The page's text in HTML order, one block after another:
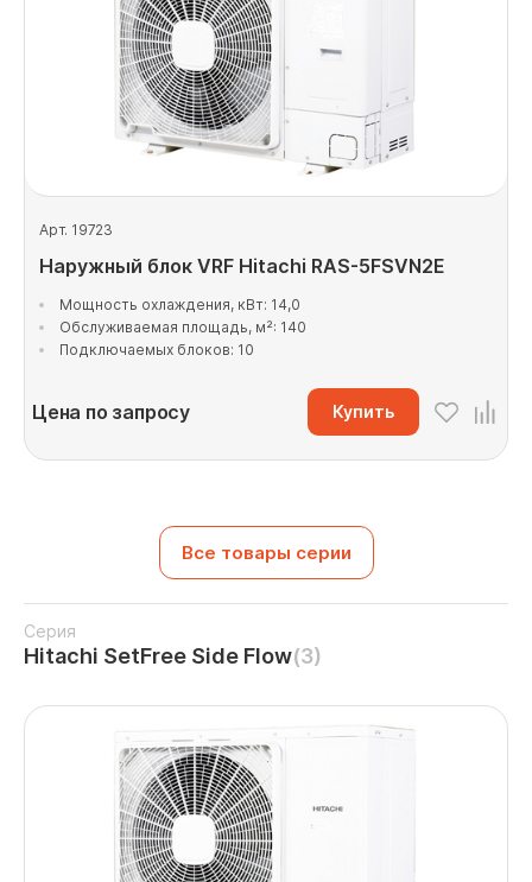
Арт. 19723
Наружный блок VRF Hitachi RAS-5FSVN2E
Мощность охлаждения, кВт: 14,0
Обслуживаемая площадь, м²: 140
Подключаемых блоков: 10
Цена по запросу Купить
Все товары серии
Серия
Hitachi SetFree Side Flow(3)